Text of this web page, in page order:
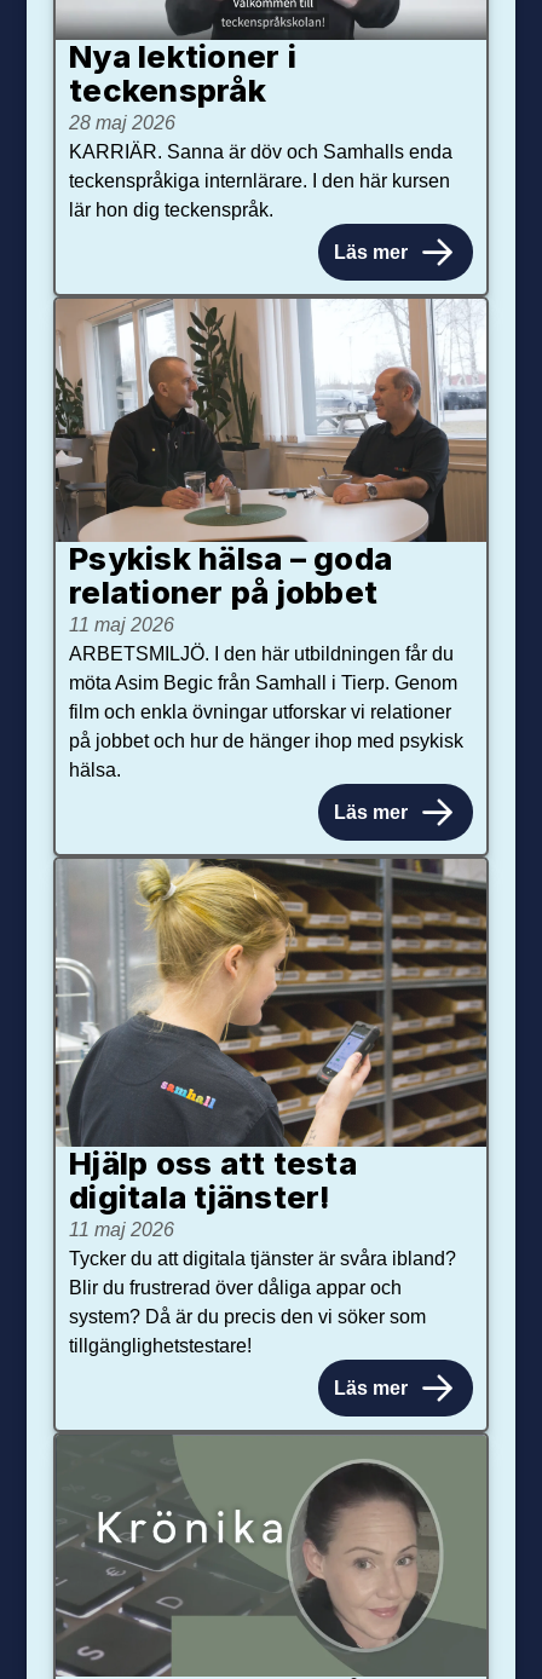
Nya lektioner i
teckenspråk
28 maj 2026
KARRIÄR. Sanna är döv och Samhalls enda
teckenspråkiga internlärare. I den här kursen
lär hon dig teckenspråk.
Läs mer
Psykisk hälsa – goda
relationer på jobbet
11 maj 2026
ARBETSMILJÖ. I den här utbildningen får du
möta Asim Begic från Samhall i Tierp. Genom
film och enkla övningar utforskar vi relationer
på jobbet och hur de hänger ihop med psykisk
hälsa.
Läs mer
Hjälp oss att testa
digitala tjänster!
11 maj 2026
Tycker du att digitala tjänster är svåra ibland?
Blir du frustrerad över dåliga appar och
system? Då är du precis den vi söker som
tillgänglighetstestare!
Läs mer